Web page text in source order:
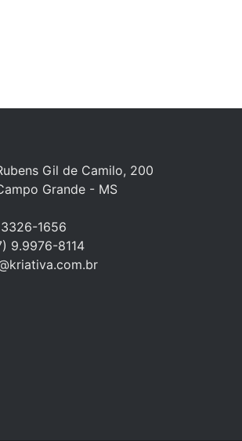
Gil de Camilo, 200
Grande - MS
1656
9.9976-8114